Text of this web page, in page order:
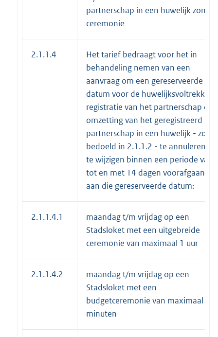
partnerschap in een huwelijk zonder
ceremonie
2.1.1.4
Het tarief bedraagt voor het in
behandeling nemen van een
aanvraag om een gereserveerde
datum voor de huwelijksvoltrekking,
registratie van het partnerschap of
omzetting van het geregistreerd
partnerschap in een huwelijk - zoals
bedoeld in 2.1.1.2 - te annuleren of
te wijzigen binnen een periode van
tot en met 14 dagen voorafgaand
aan die gereserveerde datum:
2.1.1.4.1
maandag t/m vrijdag op een
Stadsloket met een uitgebreide
ceremonie van maximaal 1 uur
2.1.1.4.2
maandag t/m vrijdag op een
Stadsloket met een
budgetceremonie van maximaal 10
minuten